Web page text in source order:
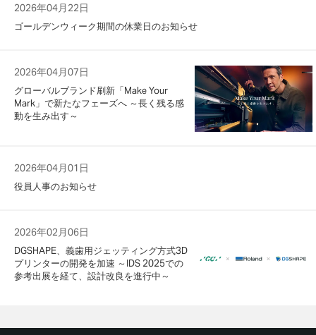
2026年04月22日
ゴールデンウィーク期間の休業日のお知らせ
2026年04月07日
グローバルブランド刷新「Make Your
Mark」で新たなフェーズへ ～長く残る感
動を生み出す～
2026年04月01日
役員人事のお知らせ
2026年02月06日
DGSHAPE、義歯用ジェッティング方式3D
プリンターの開発を加速 ～IDS 2025での
参考出展を経て、設計改良を進行中～